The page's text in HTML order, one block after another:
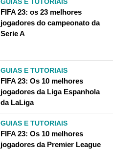
FIFA 23: os 23 melhores
jogadores do campeonato da
Serie A
GUIAS E TUTORIAIS
FIFA 23: Os 10 melhores
jogadores da Liga Espanhola
da LaLiga
GUIAS E TUTORIAIS
FIFA 23: Os 10 melhores
jogadores da Premier League